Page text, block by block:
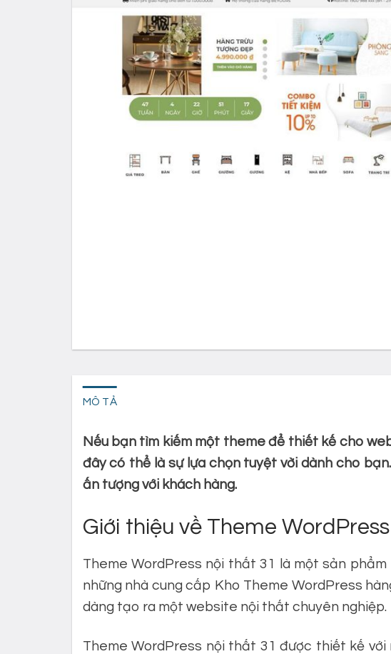
MÔ TẢ
Nếu bạn tìm kiếm một theme để thiết kế cho
đây có thể là sự lựa chọn tuyệt vời dành cho
ấn tượng với khách hàng.
Giới thiệu về Theme
Theme WordPress nội thất 31 là một sản
những nhà cung cấp Kho Theme WordPress
dàng tạo ra một website nội thất chuyên nghiệp.
Theme WordPress nội thất 31 được thiết kế